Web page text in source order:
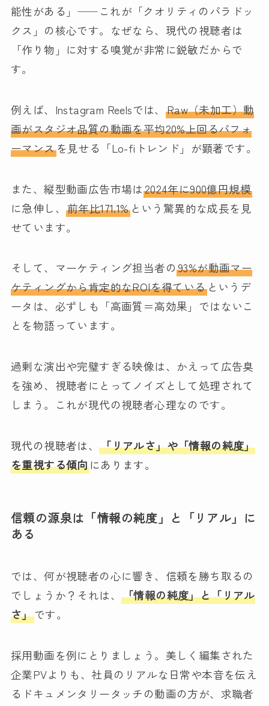
能性がある」――これが「クオリティのパラドッ
クス」の核心です。なぜなら、現代の視聴者は
「作り物」に対する嗅覚が非常に鋭敏だからで
す。
例えば、Instagram Reelsでは、 Raw（未加工）動
画がスタジオ品質の動画を平均20%上回るパフォ
ーマンスを見せる「Lo-fiトレンド」が顕著です。
また、縦型動画広告市場は2024年に900億円規模
に急伸し、 前年比171.1%という驚異的な成長を見
せています。
そして、マーケティング担当者の93%が動画マー
ケティングから肯定的なROIを得ているというデ
ータは、必ずしも「高画質＝高効果」ではないこ
とを物語っています。
過剰な演出や完璧すぎる映像は、かえって広告臭
を強め、視聴者にとってノイズとして処理されて
しまう。これが現代の視聴者心理なのです。
現代の視聴者は、「リアルさ」や「情報の純度」
を重視する傾向にあります。
信頼の源泉は「情報の純度」と「リアル」に
ある
では、何が視聴者の心に響き、信頼を勝ち取るの
でしょうか？それは、 「情報の純度」と「リアル
さ」です。
採用動画を例にとりましょう。美しく編集された
企業PVよりも、社員のリアルな日常や本音を伝え
るドキュメンタリータッチの動画の方が、求職者